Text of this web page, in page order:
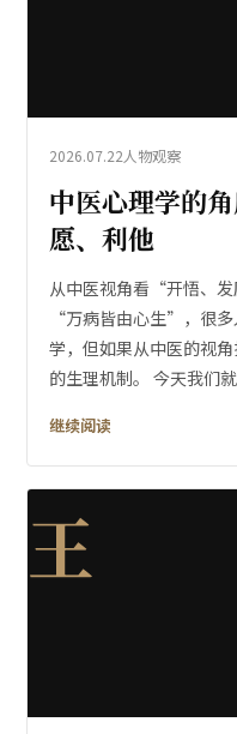
2026.07.22人物观察
中医心理学的
愿、利他
从中医视角看“开悟、
“万病皆由心生”，很
学，但如果从中医的视
的生理机制。 今天我们
继续阅读
王